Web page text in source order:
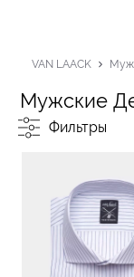
VAN LAACK
Мужские
Фильтры